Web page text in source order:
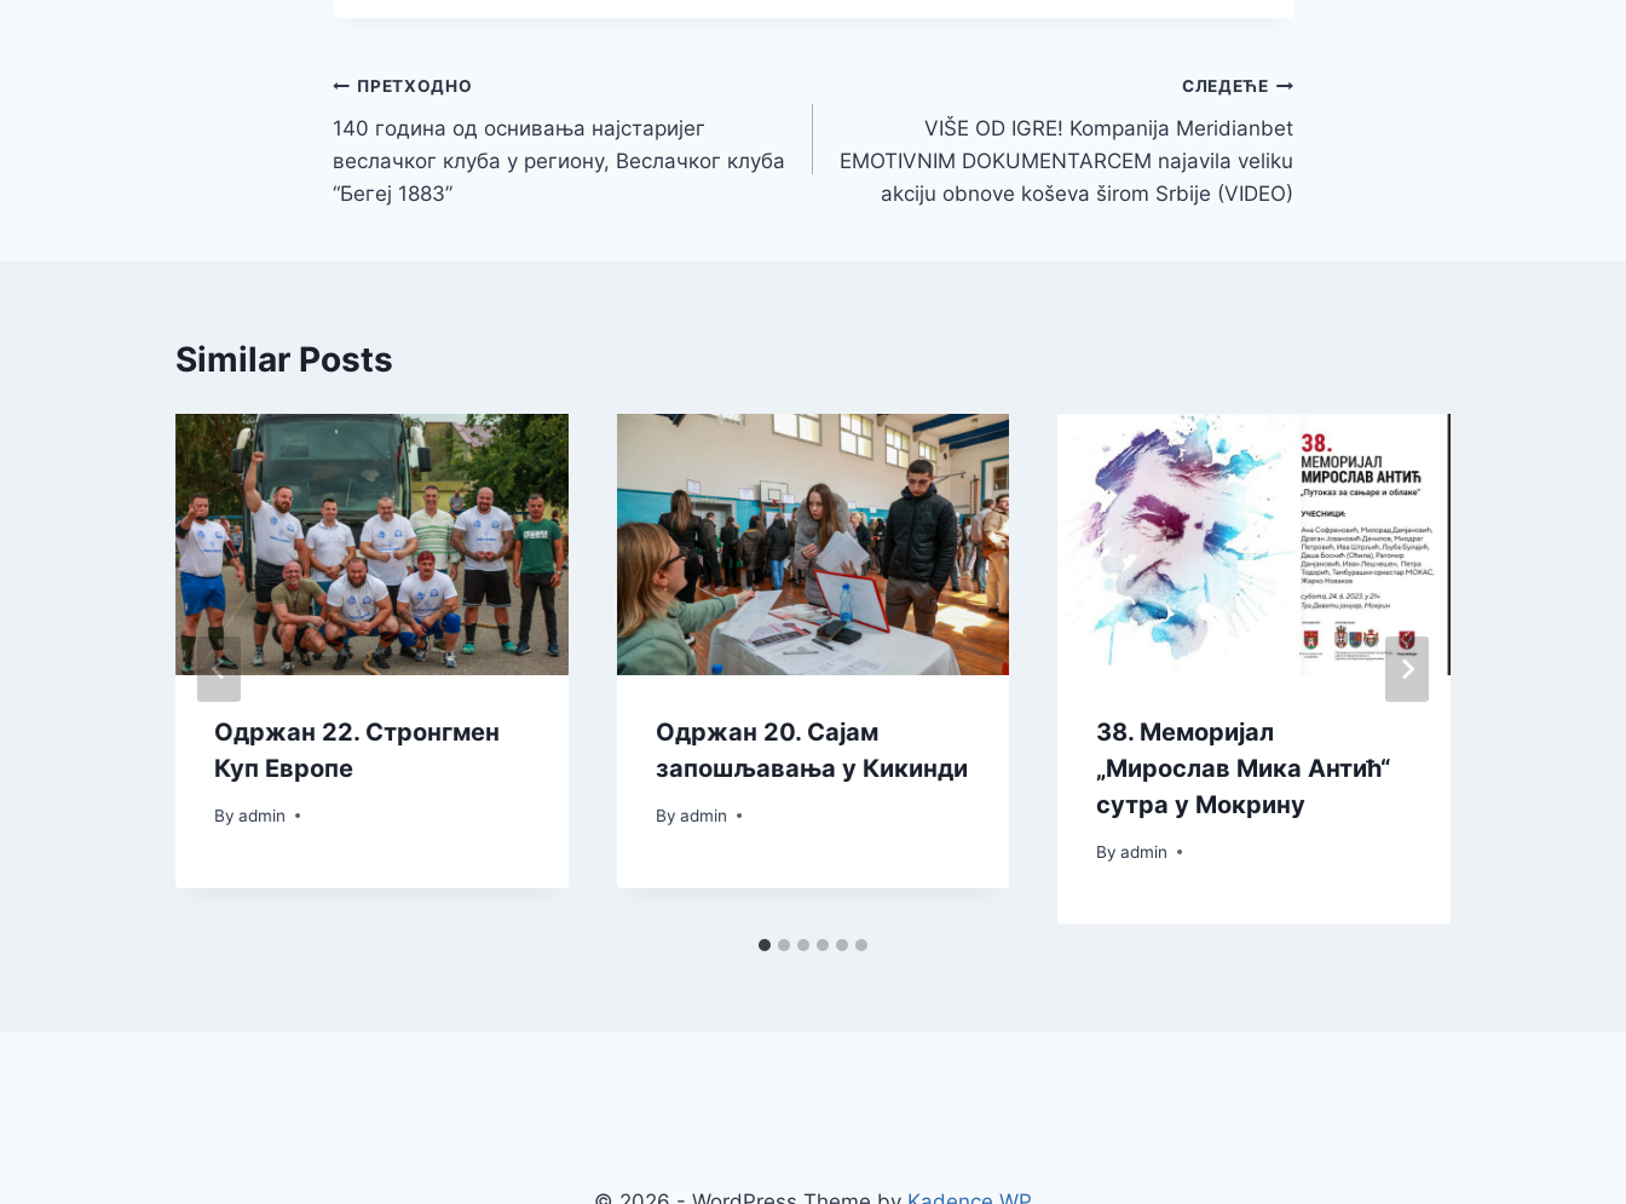
Кретање
чланка
ПРЕТХОДНО
140 година од оснивања најстаријег
веслачког клуба у региону, Веслачког клуба
“Бегеј 1883”
СЛЕДЕЋЕ
VIŠE OD IGRE! Kompanija Meridianbet
EMOTIVNIM DOKUMENTARCEM najavila veliku
akciju obnove koševa širom Srbije (VIDEO)
Similar Posts
Oдржан 22. Стронгмен
Куп Европе
By admin
Одржан 20. Сајам
запошљавања у Кикинди
By admin
38. Меморијал
„Мирослав Мика Антић“
сутра у Мокрину
By admin